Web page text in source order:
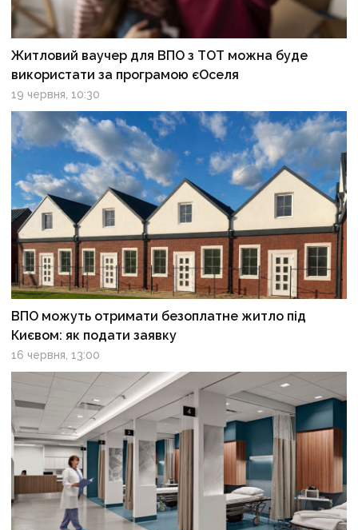
Житловий ваучер для ВПО з ТОТ можна буде
використати за програмою єОселя
19 червня, 10:30
ВПО можуть отримати безоплатне житло під
Києвом: як подати заявку
16 червня, 13:00